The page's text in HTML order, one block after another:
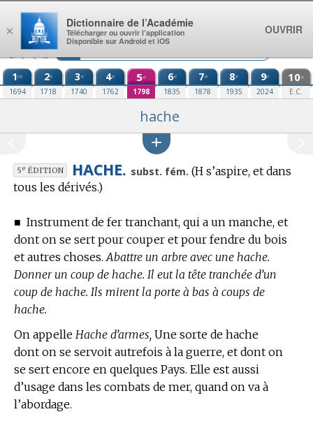
Aller au contenu
1re
1694
2e
1718
3e
1740
4e
1762
5e
1798
6e
1835
7e
1878
8e
1935
9e
2024
10e
E.C.
hache
5eÉDITION HACHE. subst. fém. (H s’aspire, et dans
tous les dérivés.)
■ Instrument de fer tranchant, qui a un manche, et
dont on se sert pour couper et pour fendre du bois
et autres choses. Abattre un arbre avec une hache.
Donner un coup de hache. Il eut la tête tranchée d’un
coup de hache. Ils mirent la porte à bas à coups de
hache.
On appelle Hache d’armes, Une sorte de hache
dont on se servoit autrefois à la guerre, et dont on
se sert encore en quelques Pays. Elle est aussi
d’usage dans les combats de mer, quand on va à
l’abordage.
×
Dictionnaire de l’Académie
Télécharger ou ouvrir l’application
Disponible sur Android et iOS
OUVRIR